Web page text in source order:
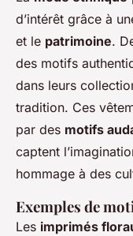
d’intérêt grâce à
et le patrimoine.
des motifs
dans leurs
tradition. Ces
par des motifs
captent
hommage à des
Exemples de
Les imprimés